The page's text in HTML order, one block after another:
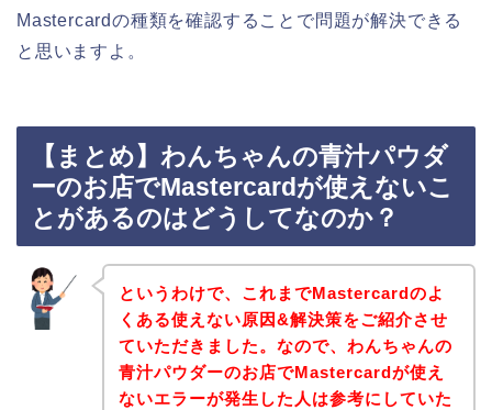
Mastercardの種類を確認することで問題が解決できる
と思いますよ。
【まとめ】わんちゃんの青汁パウダ
ーのお店でMastercardが使えないこ
とがあるのはどうしてなのか？
というわけで、これまでMastercardのよ
くある使えない原因&解決策をご紹介させ
ていただきました。なので、わんちゃんの
青汁パウダーのお店でMastercardが使え
ないエラーが発生した人は参考にしていた